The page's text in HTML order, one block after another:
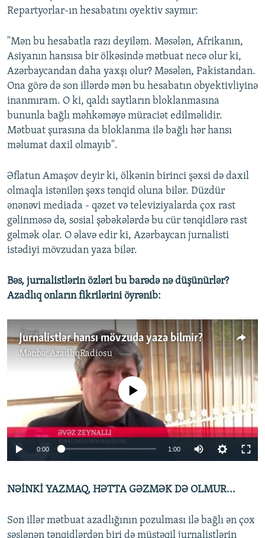
Repartyorlar-ın hesabatını oyektiv saymır:
"Mən bu hesabatla razı deyiləm. Məsələn, Afrikanın,
Asiyanın hansısa bir ölkəsində mətbuat necə olur ki,
Azərbaycandan daha yaxşı olur? Məsələn, Pakistandan.
Ona görə də son illərdə mən bu hesabatın obyektivliyinə
inanmıram. O ki, qaldı saytların bloklanmasına
bununla bağlı məhkəməyə müraciət edilməlidir.
Mətbuat şurasına da bloklanma ilə bağlı hər hansı
məlumat daxil olmayıb".
Əflatun Amaşov deyir ki, ölkənin birinci şəxsi də daxil
olmaqla istənilən şəxs tənqid oluna bilər. Düzdür
ənənəvi mediada - qəzet və televiziyalarda çox rast
gəlinməsə də, sosial şəbəkələrdə bu cür tənqidlərə rast
gəlmək olar. O əlavə edir ki, Azərbaycan jurnalisti
istədiyi mövzudan yaza bilər.
Bəs, jurnalistlərin özləri bu barədə nə düşünürlər?
Azadlıq onların fikrilərini öyrənib:
Jurnalistlər hansı mövzuda yaza bilmir?
Mənbə: AzadlıqRadiosu
No media source currently available
0:00 1:00
NƏİNKİ YAZMAQ, HƏTTA GƏZMƏK DƏ OLMUR...
Son illər mətbuat azadlığının pozulması ilə bağlı ən çox
səslənən tənqidlərdən biri də müstəqil jurnalistlərin